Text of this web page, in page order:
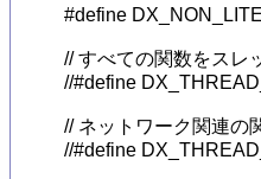
#define
// すべての関数をスレ
//#define
// ネットワーク関連の
//#define